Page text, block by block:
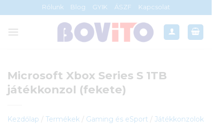
to
content
Rólunk Blog GYIK ÁSZF Kapcsolat
Microsoft Xbox Series S 1TB
játékkonzol (fekete)
Kezdőlap / Termékek / Gaming és eSport / Játékkonzolok